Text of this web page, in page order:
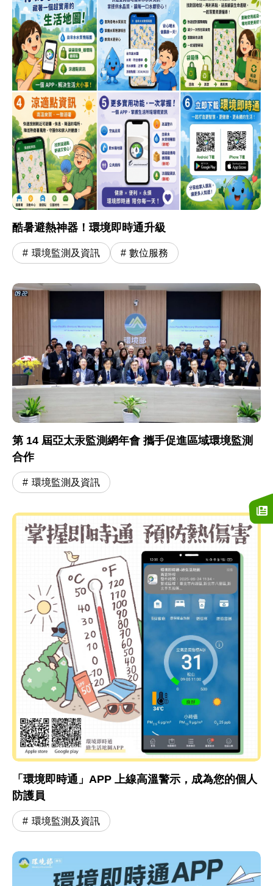
酷暑避熱神器！環境即時通升級
環境監測及資訊 數位服務
第 14 屆亞太汞監測網年會 攜手促進區域環境監測
合作
環境監測及資訊
「環境即時通」APP 上線高溫警示，成為您的個人
防護員
環境監測及資訊